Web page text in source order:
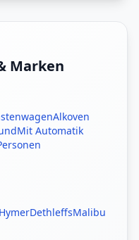
Marken
Alkoven
Mit Automatik
HymerDethleffsMalibu